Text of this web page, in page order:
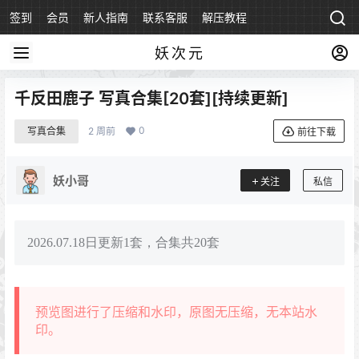
签到 会员 新人指南 联系客服 解压教程
妖次元
千反田鹿子 写真合集[20套][持续更新]
写真合集 2 周前 0 前往下载
妖小哥 关注 私信
2026.07.18日更新1套，合集共20套
预览图进行了压缩和水印，原图无压缩，无本站水
印。